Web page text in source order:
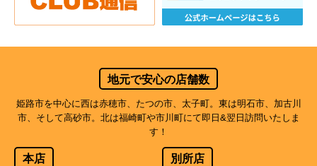
地元で安心の店舗数
姫路市を中心に西は赤穂市、たつの市、太子町。東は明石市、加古川
市、そして高砂市。北は福崎町や市川町にて即日&翌日訪問いたしま
す！
本店 別所店